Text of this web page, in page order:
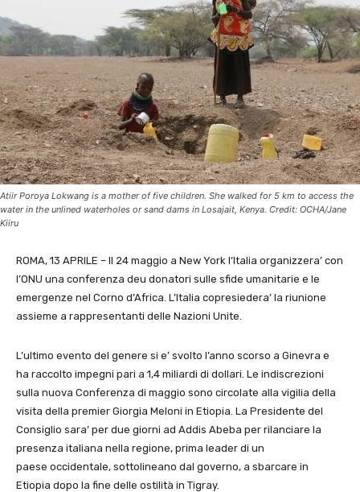
Atiir Poroya Lokwang is a mother of five children. She walked for 5 km to access the
water in the unlined waterholes or sand dams in Losajait, Kenya. Credit: OCHA/Jane
Kiiru
ROMA, 13 APRILE – Il 24 maggio a New York l’Italia organizzera’ con
l’ONU una conferenza deu donatori sulle sfide umanitarie e le
emergenze nel Corno d’Africa. L’Italia copresiedera’ la riunione
assieme a rappresentanti delle Nazioni Unite.
L’ultimo evento del genere si e’ svolto l’anno scorso a Ginevra e
ha raccolto impegni pari a 1,4 miliardi di dollari. Le indiscrezioni
sulla nuova Conferenza di maggio sono circolate alla vigilia della
visita della premier Giorgia Meloni in Etiopia. La Presidente del
Consiglio sara’ per due giorni ad Addis Abeba per rilanciare la
presenza italiana nella regione, prima leader di un
paese occidentale, sottolineano dal governo, a sbarcare in
Etiopia dopo la fine delle ostilità in Tigray.